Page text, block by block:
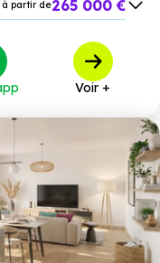
à partir de265 000 €
Voir +